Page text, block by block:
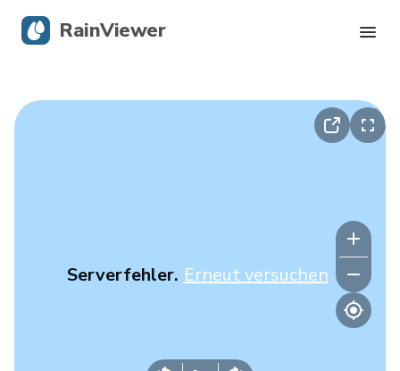
Serverfehler. Erneut versuchen
RainViewer